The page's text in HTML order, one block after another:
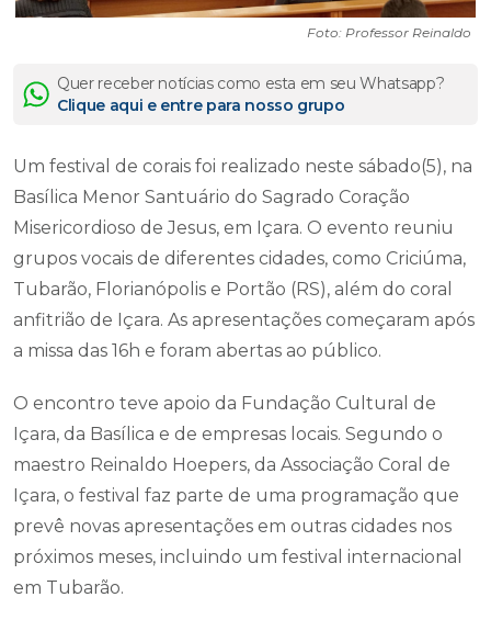
Foto: Professor Reinaldo
Quer receber notícias como esta em seu Whatsapp?
Clique aqui e entre para nosso grupo
Um festival de corais foi realizado neste sábado(5), na
Basílica Menor Santuário do Sagrado Coração
Misericordioso de Jesus, em Içara. O evento reuniu
grupos vocais de diferentes cidades, como Criciúma,
Tubarão, Florianópolis e Portão (RS), além do coral
anfitrião de Içara. As apresentações começaram após
a missa das 16h e foram abertas ao público.
O encontro teve apoio da Fundação Cultural de
Içara, da Basílica e de empresas locais. Segundo o
maestro Reinaldo Hoepers, da Associação Coral de
Içara, o festival faz parte de uma programação que
prevê novas apresentações em outras cidades nos
próximos meses, incluindo um festival internacional
em Tubarão.